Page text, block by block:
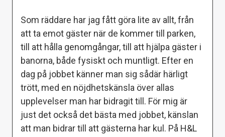
Som räddare har jag fått göra lite av allt, från
att ta emot gäster när de kommer till parken,
till att hålla genomgångar, till att hjälpa gäster i
banorna, både fysiskt och muntligt. Efter en
dag på jobbet känner man sig sådär härligt
trött, med en nöjdhetskänsla över allas
upplevelser man har bidragit till. För mig är
just det också det bästa med jobbet, känslan
att man bidrar till att gästerna har kul. På H&L